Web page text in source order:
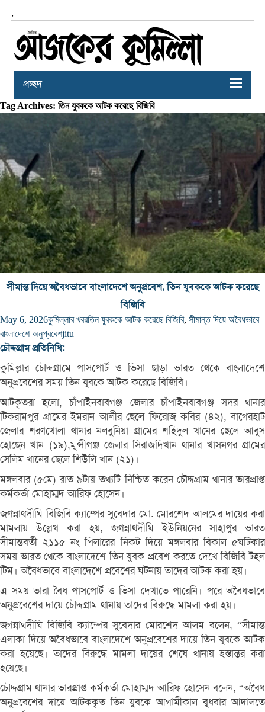
,
প্রচ্ছদ
Tag Archives: তিন যুবককে আটক করেছে বিজিবি
সীমান্ত দিয়ে অবৈধভাবে বাংলাদেশে অনুপ্রবেশ, তিন যুবককে আটক করেছে
বিজিবি
May 6, 2026কুমিল্লার খবরতিন যুবককে আটক করেছে বিজিবি, সীমান্ত দিয়ে অবৈধভাবে
বাংলাদেশে অনুপ্রবেশjitu
চৌদ্দগ্রাম প্রতিনিধি:
কুমিল্লার চৌদ্দগ্রামে পাসপোর্ট ও ভিসা ছাড়া ভারত থেকে বাংলাদেশে
অনুপ্রবেশের সময় তিন যুবকে আটক করেছে বিজিবি।
আটকৃতরা হলো, চাঁপাইনবাবগঞ্জ জেলার চাঁপাইনবাবগঞ্জ সদর থানার
টিকরামপুর গ্রামের ইমরান আলীর ছেলে ফিরোজ কবির (৪২), বাগেরহাট
জেলার শরণখোলা থানার নলবুনিয়া গ্রামের শহিদুল খানের ছেলে আবুস
হোছেন খান (১৯),মুন্সীগঞ্জ জেলার সিরাজদিখান থানার খাসনগর গ্রামের
সেলিম খানের ছেলে শিউলি খান (২১)।
মঙ্গলবার (৫মে) রাত ৯টায় তথ্যটি নিশ্চিত করেন চৌদ্দগ্রাম থানার ভারপ্রাপ্ত
কর্মকর্তা মোহাম্মদ আরিফ হোসেন।
জগন্নাথদীঘি বিজিবি ক্যাম্পের সুবেদার মো. মোরশেদ আলমের দায়ের করা
মামলায় উল্লেখ করা হয়, জগন্নাথদীঘি ইউনিয়নের সাহাপুর ভারত
সীমান্তবর্তী ২১১৫ নং পিলারের নিকট দিয়ে মঙ্গলবার বিকাল ৫ঘটিকার
সময় ভারত থেকে বাংলাদেশে তিন যুবক প্রবেশ করতে দেখে বিজিবি টহল
টিম। অবৈধভাবে বাংলাদেশে প্রবেশের ঘটনায় তাদের আটক করা হয়।
এ সময় তারা বৈধ পাসপোর্ট ও ভিসা দেখাতে পারেনি। পরে অবৈধভাবে
অনুপ্রবেশের দায়ে চৌদ্দগ্রাম থানায় তাদের বিরুদ্ধে মামলা করা হয়।
জগন্নাথদীঘি বিজিবি ক্যাম্পের সুবেদার মোরশেদ আলম বলেন, “সীমান্ত
এলাকা দিয়ে অবৈধভাবে বাংলাদেশে অনুপ্রবেশের দায়ে তিন যুবকে আটক
করা হয়েছে। তাদের বিরুদ্ধে মামলা দায়ের শেষে থানায় হস্তান্তর করা
হয়েছে।
চৌদ্দগ্রাম থানার ভারপ্রাপ্ত কর্মকর্তা মোহাম্মদ আরিফ হোসেন বলেন, “অবৈধ
অনুপ্রবেশের দায়ে আটককৃত তিন যুবকে আগামীকাল বুধবার আদালতে